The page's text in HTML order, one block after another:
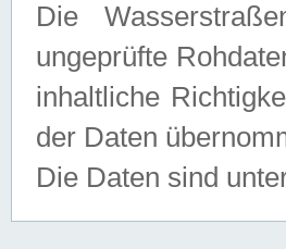
Die
ungeprüfte
inhaltliche
der Daten
Die Daten sind